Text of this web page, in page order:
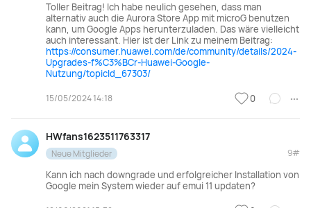
Toller Beitrag! Ich habe neulich gesehen, dass man
alternativ auch die Aurora Store App mit microG benutzen
kann, um Google Apps herunterzuladen. Das wäre vielleicht
auch interessant. Hier ist der Link zu meinem Beitrag:
https://consumer.huawei.com/de/community/details/2024-
Upgrades-f%C3%BCr-Huawei-Google-
Nutzung/topicId_67303/
15/05/2024 14:18 0
HWfans1623511763317
Neue Mitglieder 9#
Kann ich nach downgrade und erfolgreicher Installation von
Google mein System wieder auf emui 11 updaten?